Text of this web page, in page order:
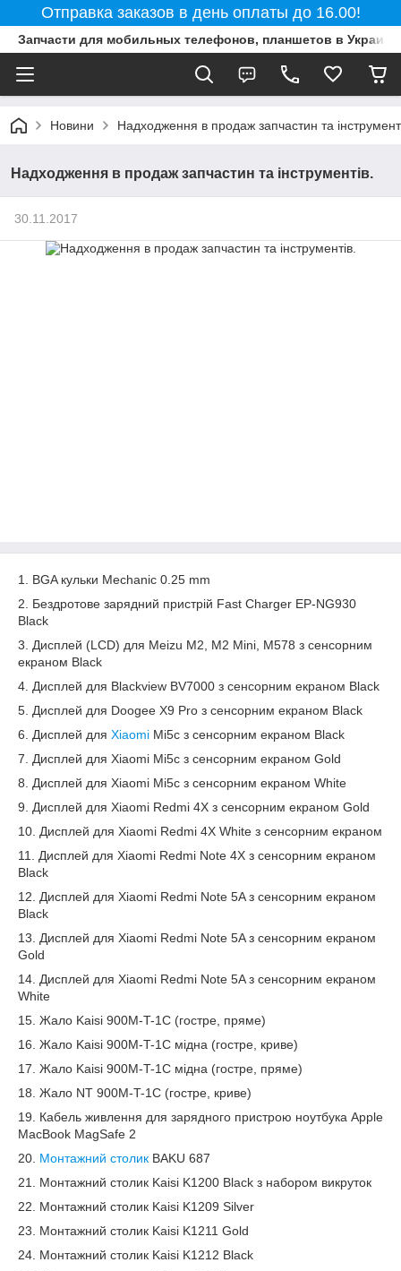
Отправка заказов в день оплаты до 16.00!
Запчасти для мобильных телефонов, планшетов в
Новини Надходження в продаж запчастин та
Надходження в продаж запчастин та інструментів.
30.11.2017
1. BGA кульки Mechanic 0.25 mm
2. Бездротове зарядний пристрій Fast Charger EP-NG930
Black
3. Дисплей (LCD) для Meizu M2, M2 Mini, M578 з сенсорним
екраном Black
4. Дисплей для Blackview BV7000 з сенсорним екраном Black
5. Дисплей для Doogee X9 Pro з сенсорним екраном Black
6. Дисплей для Xiaomi Mi5c з сенсорним екраном Black
7. Дисплей для Xiaomi Mi5c з сенсорним екраном Gold
8. Дисплей для Xiaomi Mi5c з сенсорним екраном White
9. Дисплей для Xiaomi Redmi 4X з сенсорним екраном Gold
10. Дисплей для Xiaomi Redmi 4X White з сенсорним екраном
11. Дисплей для Xiaomi Redmi Note 4X з сенсорним екраном
Black
12. Дисплей для Xiaomi Redmi Note 5A з сенсорним екраном
Black
13. Дисплей для Xiaomi Redmi Note 5A з сенсорним екраном
Gold
14. Дисплей для Xiaomi Redmi Note 5A з сенсорним екраном
White
15. Жало Kaisi 900M-T-1C (гостре, пряме)
16. Жало Kaisi 900M-T-1C мідна (гостре, криве)
17. Жало Kaisi 900M-T-1C мідна (гостре, пряме)
18. Жало NT 900M-T-1C (гостре, криве)
19. Кабель живлення для зарядного пристрою ноутбука Apple
MacBook MagSafe 2
20. Монтажний столик BAKU 687
21. Монтажний столик Kaisi K1200 Black з набором викруток
22. Монтажний столик Kaisi K1209 Silver
23. Монтажний столик Kaisi K1211 Gold
24. Монтажний столик Kaisi K1212 Black